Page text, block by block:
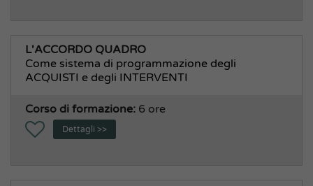
L'ACCORDO QUADRO
Come sistema di programmazione degli
ACQUISTI e degli INTERVENTI
Corso di formazione: 6 ore
Dettagli >>